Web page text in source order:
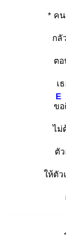
* คน
กลั
ต
เ
ขอ
E
ไม่
ตั
ให้ตัว